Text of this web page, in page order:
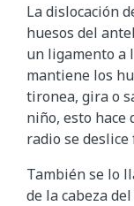
La dislocación
huesos del
un ligamento a
mantiene los
tironea, gira o
niño, esto hace
radio se
También se lo
de la cabeza